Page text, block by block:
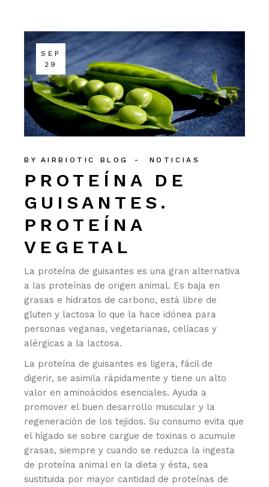
SEP
29
BY AIRBIOTIC BLOG NOTICIAS
PROTEÍNA DE
GUISANTES.
PROTEÍNA
VEGETAL
La proteína de guisantes es una gran alternativa
a las proteínas de origen animal. Es baja en
grasas e hidratos de carbono, está libre de
gluten y lactosa lo que la hace idónea para
personas veganas, vegetarianas, celíacas y
alérgicas a la lactosa.
La proteína de guisantes es ligera, fácil de
digerir, se asimila rápidamente y tiene un alto
valor en aminoácidos esenciales. Ayuda a
promover el buen desarrollo muscular y la
regeneración de los tejidos. Su consumo evita que
el hígado se sobre cargue de toxinas o acumule
grasas, siempre y cuando se reduzca la ingesta
de proteína animal en la dieta y ésta, sea
sustituida por mayor cantidad de proteínas de